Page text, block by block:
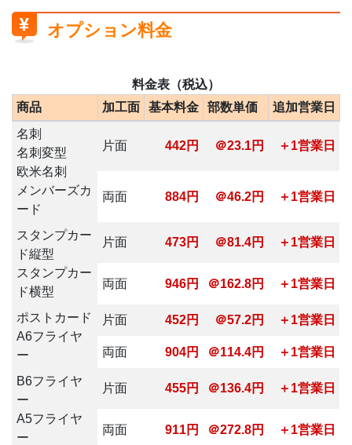
オプション料金
料金表（税込）
商品
加工面 基本料金 部数単価
追加営業日
名刺
名刺変型
欧米名刺
メンバーズカ
ード
片面 442円 ＠23.1円 ＋1営業日
両面 884円 ＠46.2円 ＋1営業日
スタンプカー
ド縦型
スタンプカー
ド横型
片面 473円 ＠81.4円 ＋1営業日
両面 946円 ＠162.8円 ＋1営業日
ポストカード
A6フライヤ
ー
片面 452円 ＠57.2円 ＋1営業日
両面 904円 ＠114.4円 ＋1営業日
B6フライヤ
ー
A5フライヤ
ー
片面 455円 ＠136.4円 ＋1営業日
両面 911円 ＠272.8円 ＋1営業日